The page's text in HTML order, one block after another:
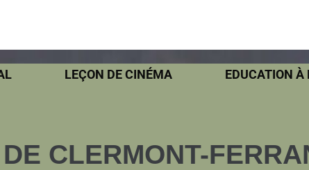
LEÇON DE CINÉMA EDUCATION À
CLERMONT-